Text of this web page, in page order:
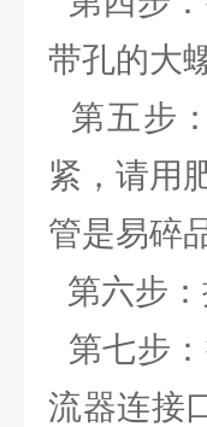
带孔的大
第五步
紧，请用
管是易碎
第六步
第七步
流器连接